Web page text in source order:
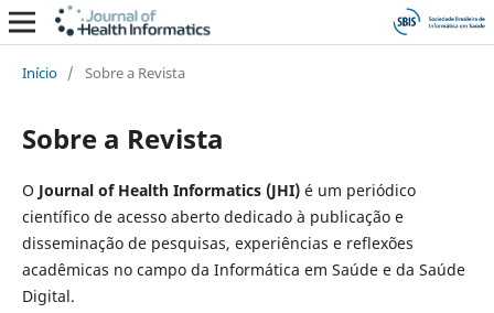
Início / Sobre a Revista
Sobre a Revista
O Journal of Health Informatics (JHI)é um periódico
científico de acesso aberto dedicado à publicação e
disseminação de pesquisas, experiências e reflexões
acadêmicas no campo da Informática em Saúde e da Saúde
Digital.